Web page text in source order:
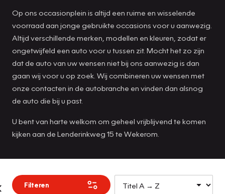
Op ons occasionplein is altijd een ruime en wisselende
voorraad aan jonge gebruikte occasions voor u aanwezig.
Altijd verschillende merken, modellen en kleuren, zodat er
ongetwijfeld een auto voor u tussen zit. Mocht het zo zijn
dat de auto van uw wensen niet bij ons aanwezig is dan
gaan wij voor u op zoek. Wij combineren uw wensen met
onze contacten in de autobranche en vinden dan alsnog
de auto die bij u past.
U bent van harte welkom om geheel vrijblijvend te komen
kijken aan de Lenderinkweg 15 te Wekerom.
Filteren